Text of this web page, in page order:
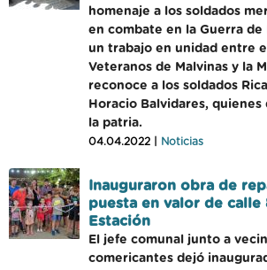
homenaje a los soldados
en combate en la Guerra de
un trabajo en unidad entre
Veteranos de Malvinas y la
reconoce a los soldados
Horacio Balvidares,
la patria.
04.04.2022 | Noticias
Inauguraron obra de
puesta en valor de calle
Estación
El jefe comunal junto a
comericantes dejó